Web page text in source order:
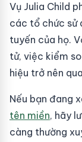
Vụ Julia Child
các tổ chức sử
tuyến của họ.
tử, việc kiểm
hiệu trở nên
Nếu bạn đang
tên miền, hãy
càng thường